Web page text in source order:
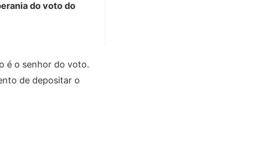
do voto do
é o senhor do voto.
de depositar o